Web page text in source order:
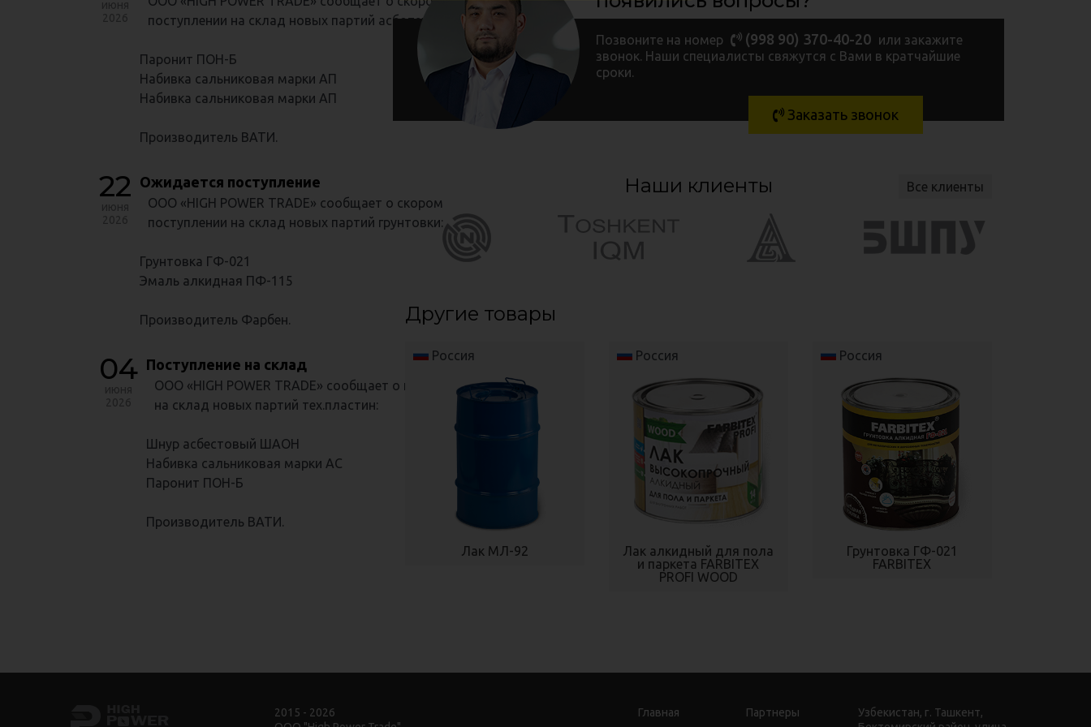
поступлении на склад новых партий асботехники:
Паронит ПОН-Б
Набивка сальниковая марки АП
Набивка сальниковая марки АП
Производитель ВАТИ.
22 Ожидается поступление
ООО «HIGH POWER TRADE» сообщает о скором
поступлении на склад новых партий грунтовки:
Грунтовка ГФ-021
Эмаль алкидная ПФ-115
Производитель Фарбен.
04 Поступление на склад
ООО «HIGH POWER TRADE» сообщает о поступлении
на склад новых партий тех.пластин:
Шнур асбестовый ШАОН
Набивка сальниковая марки АС
Паронит ПОН-Б
Производитель ВАТИ.
Позвоните на номер (998 90) 370-40-20 или закажите
звонок. Наши специалисты свяжутся с Вами в кратчайшие
сроки.
Заказать звонок
Все клиенты
Наши клиенты
Другие товары
Россия
Лак МЛ-92
Россия
Лак алкидный для пола
и паркета FARBITEX
PROFI WOOD
Россия
Грунтовка ГФ-021
FARBITEX
2015 - 2026
Главная
Партнеры
Узбекистан, г. Ташкент,